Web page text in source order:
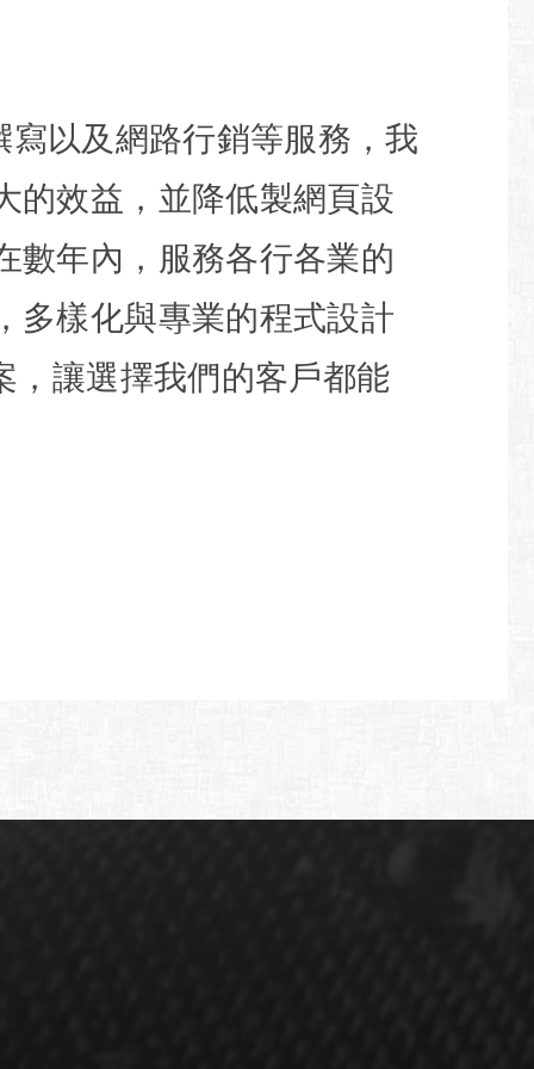
以及網路行銷等服務，我
的效益，並降低製網頁設
數年內，服務各行各業的
多樣化與專業的程式設計
，讓選擇我們的客戶都能